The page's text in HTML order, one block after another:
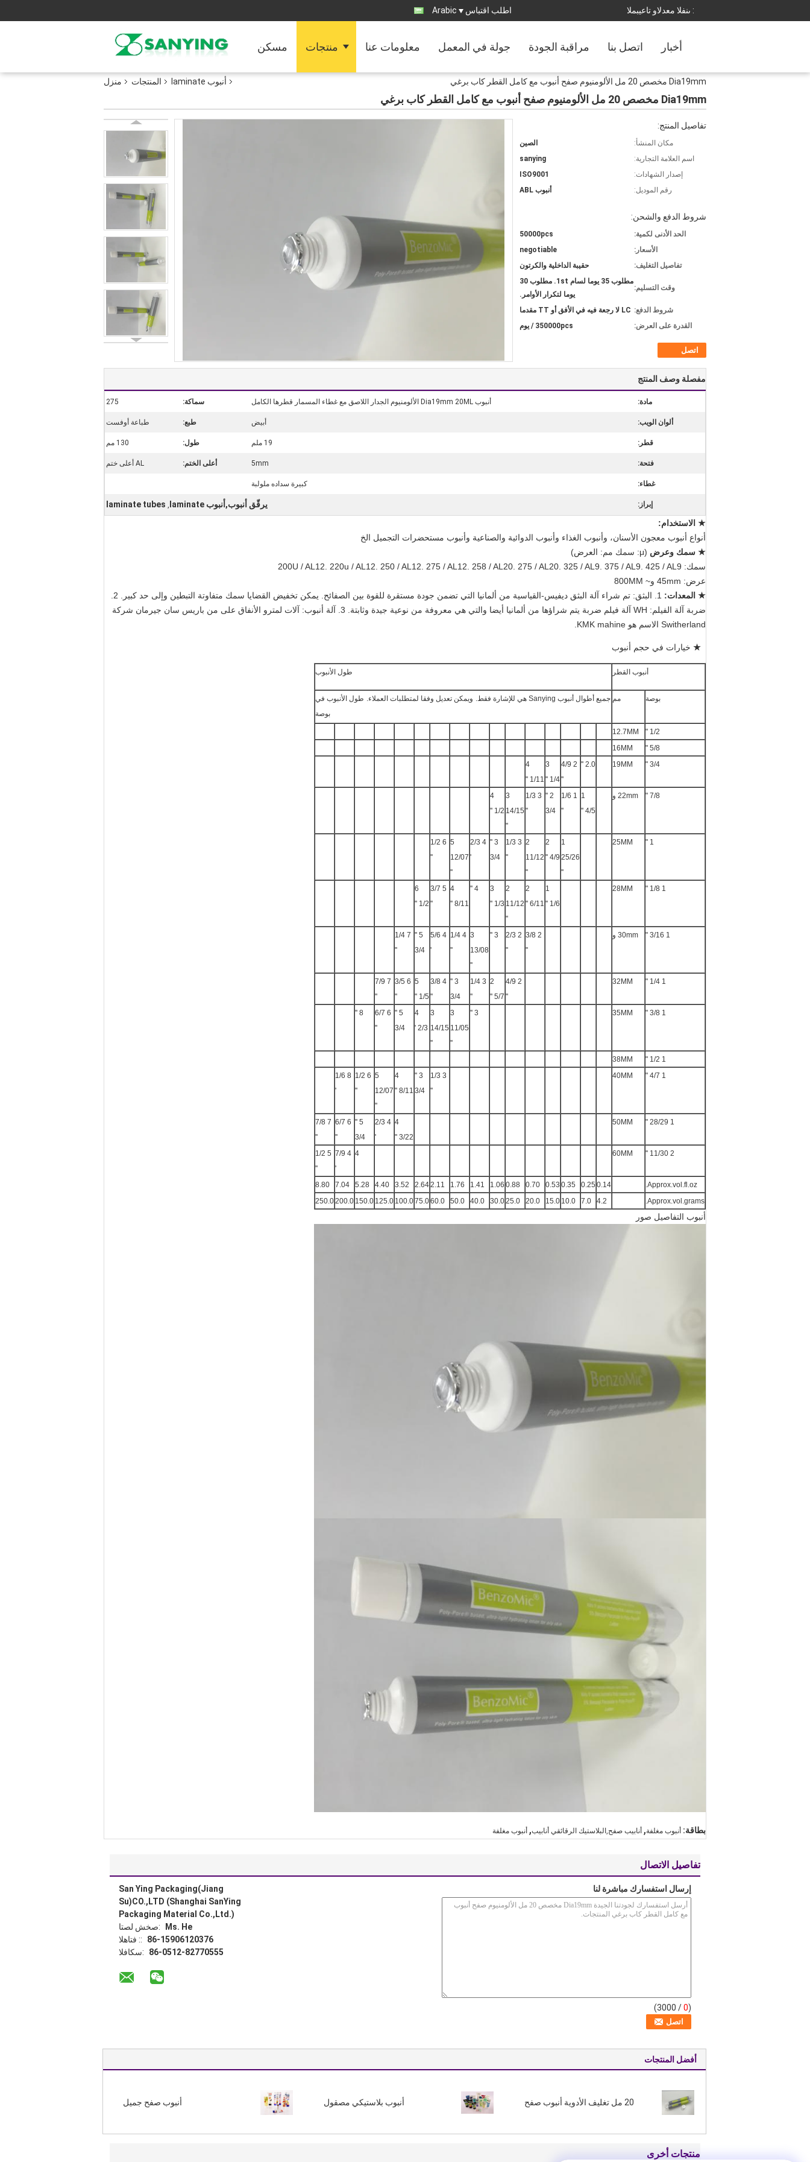
المبيعات والدعم الفنى : اطلب اقتباس Arabic
مسكن منتجات معلومات عنا جولة في المعمل مراقبة الجودة اتصل بنا أخبار
منزل المنتجات أنبوب laminate Dia19mm مخصص 20 مل الألومنيوم صفح أنبوب مع كامل القطر كاب برغي
Dia19mm مخصص 20 مل الألومنيوم صفح أنبوب مع كامل القطر كاب برغي
تفاصيل المنتج:
مكان المنشأ:
الصين
اسم العلامة التجارية:
sanying
إصدار الشهادات:
ISO9001
رقم الموديل:
أنبوب ABL
شروط الدفع والشحن:
الحد الأدنى لكمية:
50000pcs
الأسعار:
negotiable
تفاصيل التغليف:
حقيبة الداخلية والكرتون
وقت التسليم:
مطلوب 35 يوما لسام 1st. مطلوب 30
يوما لتكرار الأوامر.
شروط الدفع: LC لا رجعة فيه في الأفق أو TT مقدما
القدرة على العرض:
350000pcs / يوم
اتصل
مفصلة وصف المنتج
مادة: أنبوب Dia19mm 20ML الألومنيوم الجدار اللاصق مع غطاء المسمار قطرها الكامل سماكة: 275
ألوان الويب: أبيض طبع: طباعة أوفست
قطر: 19 ملم طول: 130 مم
فتحة: 5mm أعلى الختم: AL أعلى ختم
غطاء: كبيرة سداده ملولبة
إبراز: يرقّق أنبوب,أنبوب laminate ,
laminate tubes
★ الاستخدام:
أنواع أنبوب معجون الأسنان، وأنبوب الغذاء وأنبوب الدوائية والصناعية وأنبوب مستحضرات التجميل الخ
★ سمك وعرض (μ: سمك مم: العرض)
سمك: 200U / AL12.
220u / AL12. 250 / AL12. 275 / AL12. 258 / AL20. 275 / AL20. 325 / AL9. 375 / AL9. 425 / AL9
عرض: 45mm و~ 800MM
★ المعدات:
تم شراء آلة البثق ديفيس-القياسية من ألمانيا التي تضمن جودة مستقرة للقوة بين الصفائح. يمكن تخفيض القضايا سمك متفاوتة التبطين وإلى حد كبير.
ضربة آلة الفيلم: WH آلة فيلم ضربة يتم شراؤها من ألمانيا أيضا والتي هي معروفة من نوعية جيدة وثابتة.
3. آلة أنبوب: آلات لمترو الأنفاق على من باريس سان جيرمان شركة
Switherland الاسم هو KMK mahine.
★ خيارات في حجم أنبوب
أنبوب القطر طول الأنبوب
بوصة مم جميع أطوال أنبوب Sanying هي للإشارة فقط. ويمكن تعديل وفقا لمتطلبات العملاء. طول الأنبوب في
بوصة
1/2 "
12.7MM
5/8 "
16MM
3/4 "
19MM
2.0 ''
2 4/9
''
3
1/4 ''
4
1/11 ''
7/8 "
22mm و
1
4/5 ''
1 1/6
''
2 ''
3/4
3 1/3
''
3
14/15
''
4
1/2 ''
1 "
25MM
1
25/26
''
2
4/9 ''
2
11/12
''
3 1/3
''
3 ''
3/4
4 2/3
'
5
12/07
''
6 1/2
''
1 1/8 "
28MM
1
1/6 ''
2
6/11 ''
2
11/12
''
3
1/3 ''
4 ''
4
8/11 ''
5 3/7
''
6
1/2 ''
1 3/16 " 30mm و
2 3/8
''
2 2/3
''
3 ''
3
13/08
''
4 1/4
''
4 5/6
'
5 ''
3/4
7 1/4
''
1 1/4 "
32MM
2 4/9
''
2
5/7 ''
3 1/4
''
3 ''
3/4
4 3/8
''
5
1/5 ''
6 3/5
''
7 7/9
''
1 3/8 "
35MM
3 ''
3
11/05
''
3
14/15
''
4
2/3 '
5 ''
3/4
6 6/7
''
8 ''
1 1/2 "
38MM
1 4/7 "
40MM
3 1/3
''
3 ''
3/4
4
8/11 ''
5
12/07
''
6 1/2
''
8 1/6
'
1 28/29 "
50MM
4
3/22 ''
4 2/3
'
5 ''
3/4
6 6/7
''
7 7/8
''
2 11/30 ''
60MM
4
4 7/9
'
5 1/2
''
Approx.vol.fl.oz.
0.14
0.25
0.35
0.53
0.70
0.88
1.06
1.41
1.76
2.11
2.64
3.52
4.40
5.28
7.04
8.80
Approx.vol.grams.
4.2
7.0
10.0
15.0
20.0
25.0
30.0
40.0
50.0
60.0
75.0
100.0
125.0
150.0
200.0
250.0
أنبوب التفاصيل صور
بطاقة: أنبوب مغلفة, أنابيب صفح,البلاستيك الرقائقي أنابيب, أنبوب مغلفة
تفاصيل الاتصال
San Ying Packaging(Jiang
Su)CO.,LTD (Shanghai SanYing
Packaging Material Co.,Ltd.)
اتصل شخص:
Ms. He
الهاتف ::
86-15906120376
الفاكس:
86-0512-82770555
إرسال استفسارك مباشرة لنا
(
0
/ 3000)
أفضل المنتجات
أنبوب صفح جميل أنبوب بلاستيكي مصقول 20 مل تغليف الأدوية أنبوب صفح
منتجات أخرى